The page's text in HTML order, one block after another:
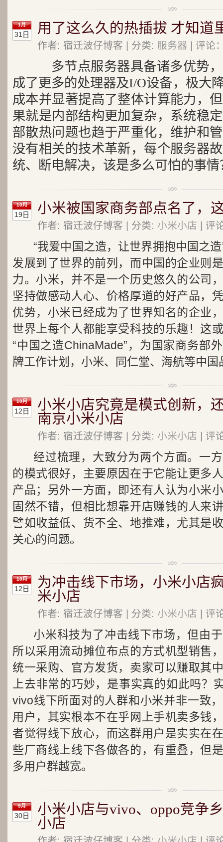
1月
31日 用了这么久的热插拔 才知道
作者: 宿迁波仔博客 | 分类: 服务器 | 评论
多节点服务器具备诸多优势
成了更多的处理器及I/O设备，极大
成本并显著提高了整体计算能力，
果就是内部结构更加复杂，系统稳
部散热问题也趋于严重化，维护和
没有相关的技术革新，每个服务器
统、断电解决，该是多么可怕的事情
10月
19日 小米被国家商务部点名了，
作者: 宿迁波仔博客 | 分类: 小米小店 | 评
“我爱中国之造，让世界拥抱中国之
发展到了世界的前列，而中国的企业则
力。小米，并不是一个历史悠久的公司
坚持做感动人心、价格厚道的好产品，
优势，小米已经成为了世界知名的企业
世界上每个人都能享受科技的乐趣！这
“中国之造ChinaMade”，为国家商务部
牌工作计划，小米、同仁堂、海航等中国
10月
12日
小米小店究竟是模式创新，
南京小米小店
作者: 宿迁波仔博客 | 分类: 小米小店 | 评
经过梳理，大致分为两个方面。一
的模式很好，主要原因在于它能让更多
产品；另外一方面，即还有人认为小米
固然不错，但相比想靠开店赚钱的人来
譬如收益低、货不全、地推难，尤其是
关心的问题。
10月
12日
为冲击线下市场，小米小店
米小店
作者: 宿迁波仔博客 | 分类: 小米小店 | 评
小米科技为了冲击线下市场，但由
所以采用流动摊位布点的方式机型销售
统一采购、官方发货，卖家可以赚取其
上去非常的巧妙，是事实真的如此吗？
vivo线下所面对的人群和小米并非一致
用户，其实根本不在乎网上手机卖多钱
者觉得线下放心，而这群用户是实实在
些厂商线上线下各做各的，有重叠，但
多用户群越宽。
9月
30日
小米小店与vivo、oppo竞争
小店